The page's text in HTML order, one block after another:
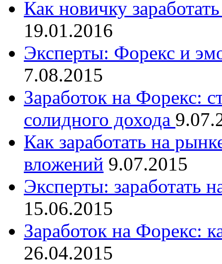
Как новичку
19.01.2016
Эксперты: Форекс и
7.08.2015
Заработок на Форекс:
солидного дохода
Как заработать на
вложений 9.07.2015
Эксперты: заработать
15.06.2015
Заработок на Форекс:
26.04.2015